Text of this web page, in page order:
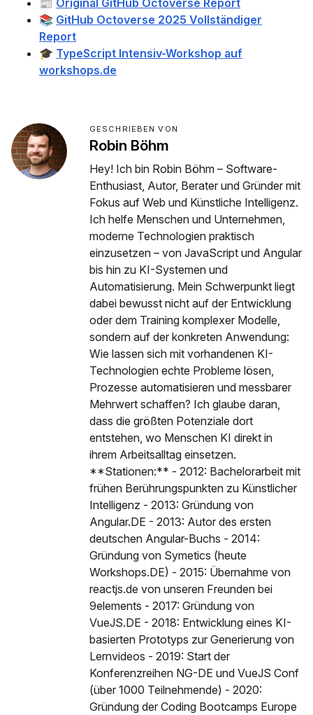
📚 GitHub Octoverse 2025 Vollständiger
Report
🎓 TypeScript Intensiv-Workshop auf
workshops.de
GESCHRIEBEN VON
Robin Böhm
Hey! Ich bin Robin Böhm – Software-
Enthusiast, Autor, Berater und Gründer mit
Fokus auf Web und Künstliche Intelligenz.
Ich helfe Menschen und Unternehmen,
moderne Technologien praktisch
einzusetzen – von JavaScript und Angular
bis hin zu KI-Systemen und
Automatisierung. Mein Schwerpunkt liegt
dabei bewusst nicht auf der Entwicklung
oder dem Training komplexer Modelle,
sondern auf der konkreten Anwendung:
Wie lassen sich mit vorhandenen KI-
Technologien echte Probleme lösen,
Prozesse automatisieren und messbarer
Mehrwert schaffen? Ich glaube daran,
dass die größten Potenziale dort
entstehen, wo Menschen KI direkt in
ihrem Arbeitsalltag einsetzen.
**Stationen:** - 2012: Bachelorarbeit mit
frühen Berührungspunkten zu Künstlicher
Intelligenz - 2013: Gründung von
Angular.DE - 2013: Autor des ersten
deutschen Angular-Buchs - 2014:
Gründung von Symetics (heute
Workshops.DE) - 2015: Übernahme von
reactjs.de von unseren Freunden bei
9elements - 2017: Gründung von
VueJS.DE - 2018: Entwicklung eines KI-
basierten Prototyps zur Generierung von
Lernvideos - 2019: Start der
Konferenzreihen NG-DE und VueJS Conf
(über 1000 Teilnehmende) - 2020:
Gründung der Coding Bootcamps Europe